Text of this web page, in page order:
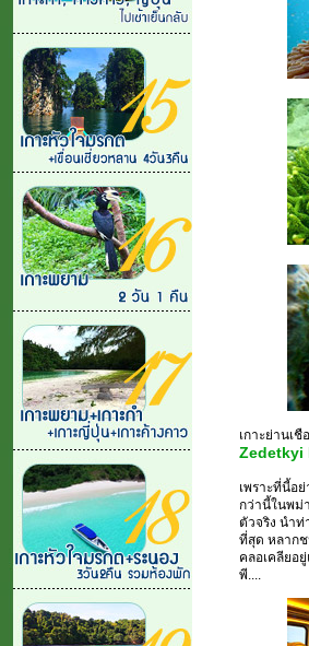
เกาะย่านเ
Zedetkyi
เพราะที่นี้อ
กว่านี้ในพม่
ตัวจริง นำท่
ที่สุด หลาก
คลอเคลียอ
พี....